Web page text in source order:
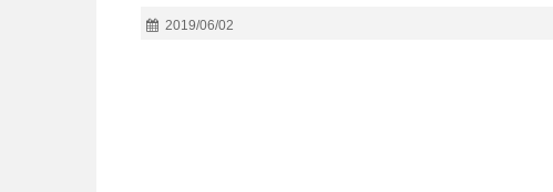
2019/06/02